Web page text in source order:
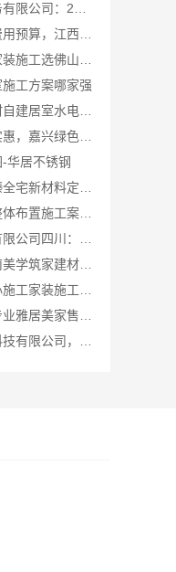
工方案哪家强
华居不锈钢
便宜住宅装修新房整体布置施工案例-浙江乐享新材料有限公司
售后质保完善，湖南美学筑家建材有限公司软装配套